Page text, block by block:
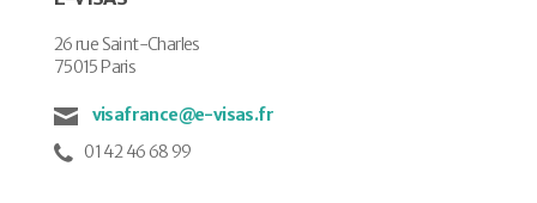
26 rue Saint-Charles
75015 Paris
visafrance@e-visas.fr
01 42 46 68 99